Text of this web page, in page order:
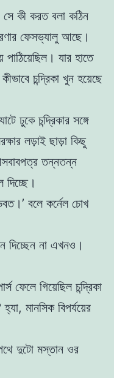
সে কী করত বলা কঠিন
ফেসভ্যালু আছে।
পাঠিয়েছিল। যার হাতে
কীভাবে চন্দ্রিকা খুন হয়েছে
ঢুকে চন্দ্রিকার সঙ্গে
লড়াই ছাড়া কিছু
তন্নতন্ন
দিচ্ছে।
বলে কর্নেল চোখ
দিচ্ছেন না এখনও।
ফেলে গিয়েছিল চন্দ্রিকা
মানসিক বিপর্যয়ের
দুটো মস্তান ওর